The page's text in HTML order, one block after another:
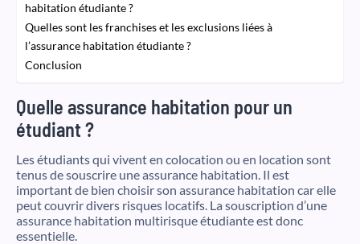
habitation étudiante ?
Quelles sont les franchises et les exclusions liées à
l’assurance habitation étudiante ?
Conclusion
Quelle assurance habitation pour un
étudiant ?
Les étudiants qui vivent en colocation ou en location sont
tenus de souscrire une assurance habitation. Il est
important de bien choisir son assurance habitation car elle
peut couvrir divers risques locatifs. La souscription d’une
assurance habitation multirisque étudiante est donc
essentielle.